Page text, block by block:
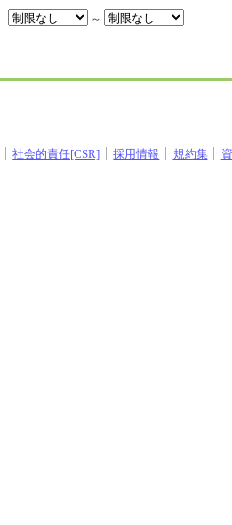
～
社会的責任[CSR] 採用情報 規約集